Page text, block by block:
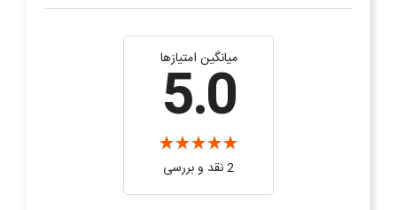
میانگین امتیازها
5.0
2 نقد و بررسی‌‌